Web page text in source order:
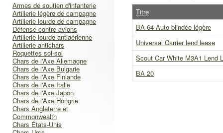
Armes de soutien d'infanterie
Artillerie légère de campagne
Artillerie lourde de campagne
Défense contre avions
Artillerie lourde antiaérienne
Artillerie antichars
Roquettes sol-sol
Chars de l'Axe Allemagne
Chars de l'Axe Bulgarie
Chars de l'Axe Finlande
Chars de l'Axe Italie
Chars de l'Axe Japon
Chars de l'Axe Hongrie
Chars Angleterre et
Commonwealth
Chars États-Unis
Titre
BA-64 Auto blindée légère
Universal Carrier lend lease
Scout Car White M3A1 Lend
BA 20